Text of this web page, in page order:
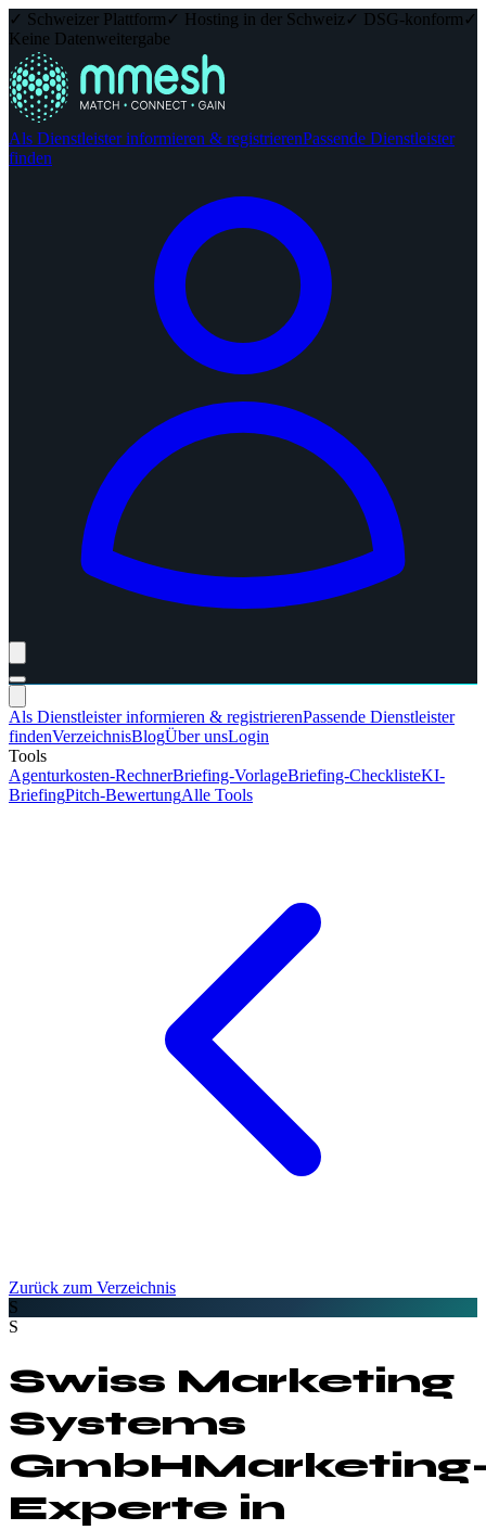
✓ Schweizer Plattform ✓ Hosting in der Schweiz ✓ DSG-konform ✓
Keine Datenweitergabe
Als Dienstleister informieren & registrierenPassende Dienstleister
finden
Als Dienstleister informieren & registrierenPassende Dienstleister
findenVerzeichnisBlogÜber unsLogin
Tools
Agenturkosten-RechnerBriefing-VorlageBriefing-ChecklisteKI-
BriefingPitch-BewertungAlle Tools
Zurück zum Verzeichnis
S
S
Swiss Marketing
Systems
GmbH
Experte in